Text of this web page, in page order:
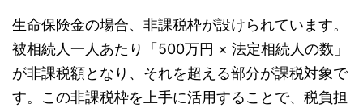
生命保険金の場合、非課税枠が設けられています。
被相続人一人あたり「500万円 × 法定相続人の数」
が非課税額となり、それを超える部分が課税対象で
す。この非課税枠を上手に活用することで、税負担